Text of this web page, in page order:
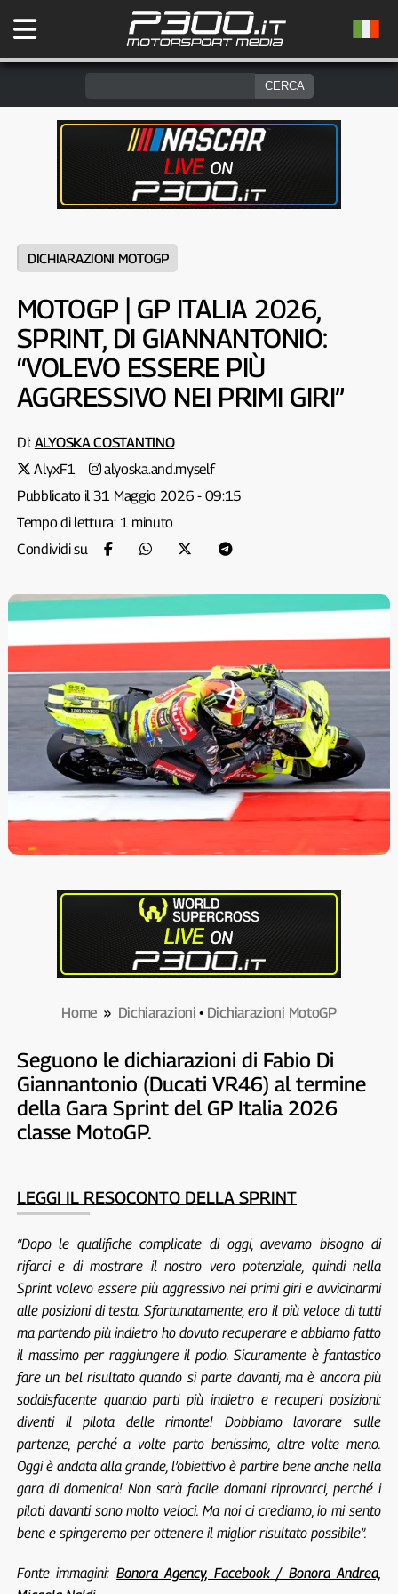
DICHIARAZIONI MOTOGP
MOTOGP | GP ITALIA 2026,
SPRINT, DI GIANNANTONIO:
“VOLEVO ESSERE PIÙ
AGGRESSIVO NEI PRIMI GIRI”
Di: ALYOSKA COSTANTINO
AlyxF1
alyoska.and.myself
Pubblicato il 31 Maggio 2026 - 09:15
Tempo di lettura: 1 minuto
Condividi su
Home » Dichiarazioni • Dichiarazioni MotoGP
Seguono le dichiarazioni di Fabio Di
Giannantonio (Ducati VR46) al termine
della Gara Sprint del GP Italia 2026
classe MotoGP.
LEGGI IL RESOCONTO DELLA SPRINT
“Dopo le qualifiche complicate di oggi, avevamo bisogno di
rifarci e di mostrare il nostro vero potenziale, quindi nella
Sprint volevo essere più aggressivo nei primi giri e avvicinarmi
alle posizioni di testa. Sfortunatamente, ero il più veloce di tutti
ma partendo più indietro ho dovuto recuperare e abbiamo fatto
il massimo per raggiungere il podio. Sicuramente è fantastico
fare un bel risultato quando si parte davanti, ma è ancora più
soddisfacente quando parti più indietro e recuperi posizioni:
diventi il pilota delle rimonte! Dobbiamo lavorare sulle
partenze, perché a volte parto benissimo, altre volte meno.
Oggi è andata alla grande, l’obiettivo è partire bene anche nella
gara di domenica! Non sarà facile domani riprovarci, perché i
piloti davanti sono molto veloci. Ma noi ci crediamo, io mi sento
bene e spingeremo per ottenere il miglior risultato possibile”.
Fonte immagini: Bonora Agency, Facebook / Bonora Andrea,